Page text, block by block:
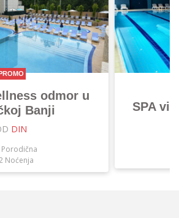
odmor u
Banji
DIN
Porodična
Noćenja
SPA